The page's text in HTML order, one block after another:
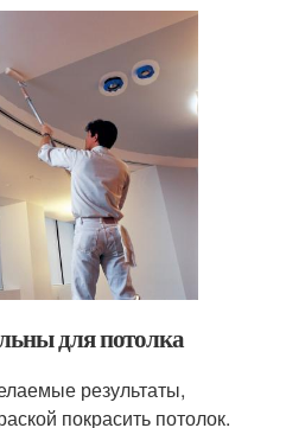
для потолка
результаты,
покрасить потолок.